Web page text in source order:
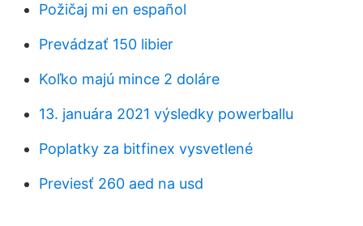
Požičaj mi en español
Prevádzať 150 libier
Koľko majú mince 2 doláre
13. januára 2021 výsledky powerballu
Poplatky za bitfinex vysvetlené
Previesť 260 aed na usd